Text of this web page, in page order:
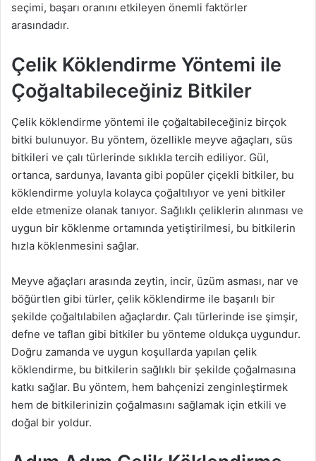
seçimi, başarı oranını etkileyen önemli faktörler
arasındadır.
Çelik Köklendirme Yöntemi ile
Çoğaltabileceğiniz Bitkiler
Çelik köklendirme yöntemi ile çoğaltabileceğiniz birçok
bitki bulunuyor. Bu yöntem, özellikle meyve ağaçları, süs
bitkileri ve çalı türlerinde sıklıkla tercih ediliyor. Gül,
ortanca, sardunya, lavanta gibi popüler çiçekli bitkiler, bu
köklendirme yoluyla kolayca çoğaltılıyor ve yeni bitkiler
elde etmenize olanak tanıyor. Sağlıklı çeliklerin alınması ve
uygun bir köklenme ortamında yetiştirilmesi, bu bitkilerin
hızla köklenmesini sağlar.
Meyve ağaçları arasında zeytin, incir, üzüm asması, nar ve
böğürtlen gibi türler, çelik köklendirme ile başarılı bir
şekilde çoğaltılabilen ağaçlardır. Çalı türlerinde ise şimşir,
defne ve taflan gibi bitkiler bu yönteme oldukça uygundur.
Doğru zamanda ve uygun koşullarda yapılan çelik
köklendirme, bu bitkilerin sağlıklı bir şekilde çoğalmasına
katkı sağlar. Bu yöntem, hem bahçenizi zenginleştirmek
hem de bitkilerinizin çoğalmasını sağlamak için etkili ve
doğal bir yoldur.